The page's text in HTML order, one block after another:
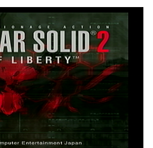
・オセロットの暗躍により
マーケット)に流出した。
にとってメタルギアは特別な
メンバーとなった
極秘裏に輸送されるという
メンバーであるオタコンの
報を入手するためニューヨーク、
入を開始するスネーク。
、タンカーは謎の武装集団に